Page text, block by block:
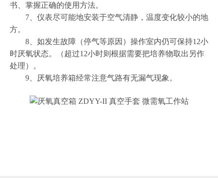
书、掌握正确的使用方法。
7、仪表尽可能地安装于空气清静，温度变化较小的地
方。
8、如发生故障（停气等原因）操作室内仍可保持12小
时厌氧状态。（超过12小时则根据需要把培养物取出另作
处理）。
9、厌氧培养箱经常注意气路有无漏气现象。